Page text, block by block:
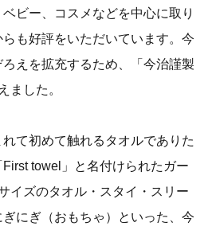
ビー、コスメなどを中心に取り
も好評をいただいています。今
えを拡充するため、「今治謹製
ました。
れて初めて触れるタオルでありた
towel」と名付けられたガー
イズのタオル・スタイ・スリー
にぎ（おもちゃ）といった、今